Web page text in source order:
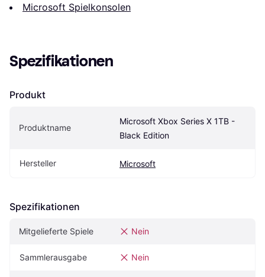
Microsoft Spielkonsolen
Spezifikationen
Produkt
Produktname
Microsoft Xbox Series X 1TB -
Black Edition
Hersteller Microsoft
Spezifikationen
Mitgelieferte Spiele Nein
Sammlerausgabe Nein